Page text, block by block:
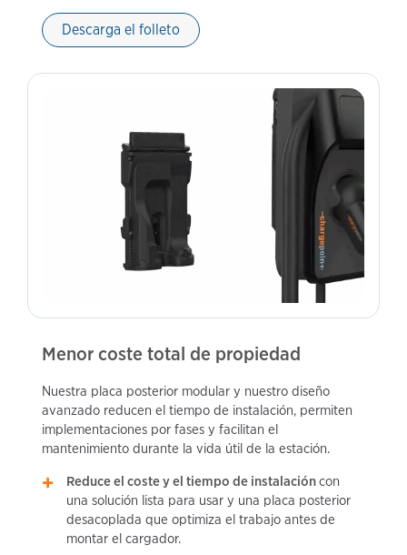
Descarga el folleto
Menor coste total de propiedad
Nuestra placa posterior modular y nuestro diseño
avanzado reducen el tiempo de instalación, permiten
implementaciones por fases y facilitan el
mantenimiento durante la vida útil de la estación.
Reduce el coste y el tiempo de instalacióncon
una solución lista para usar y una placa posterior
desacoplada que optimiza el trabajo antes de
montar el cargador.